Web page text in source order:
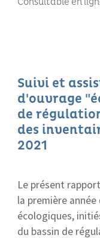
Suivi et
d'ouvrage
de
des
2021
Le présent
la première
écologiques,
du bassin de